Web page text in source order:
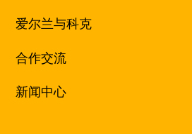
爱尔兰与科克
合作交流
新闻中心